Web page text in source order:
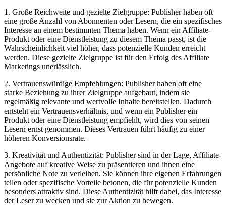
1. Große Reichweite und gezielte Zielgruppe: Publisher haben oft
eine große Anzahl von Abonnenten oder Lesern, die ein spezifisches
Interesse an einem bestimmten Thema haben. Wenn ein Affiliate-
Produkt oder eine Dienstleistung zu diesem Thema passt, ist die
Wahrscheinlichkeit viel höher, dass potenzielle Kunden erreicht
werden. Diese gezielte Zielgruppe ist für den Erfolg des Affiliate
Marketings unerlässlich.
2. Vertrauenswürdige Empfehlungen: Publisher haben oft eine
starke Beziehung zu ihrer Zielgruppe aufgebaut, indem sie
regelmäßig relevante und wertvolle Inhalte bereitstellen. Dadurch
entsteht ein Vertrauensverhältnis, und wenn ein Publisher ein
Produkt oder eine Dienstleistung empfiehlt, wird dies von seinen
Lesern ernst genommen. Dieses Vertrauen führt häufig zu einer
höheren Konversionsrate.
3. Kreativität und Authentizität: Publisher sind in der Lage, Affiliate-
Angebote auf kreative Weise zu präsentieren und ihnen eine
persönliche Note zu verleihen. Sie können ihre eigenen Erfahrungen
teilen oder spezifische Vorteile betonen, die für potenzielle Kunden
besonders attraktiv sind. Diese Authentizität hilft dabei, das Interesse
der Leser zu wecken und sie zur Aktion zu bewegen.